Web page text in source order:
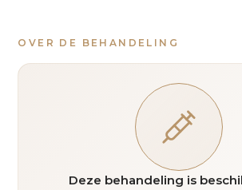
OVER DE BEHANDELING
Deze behandeling is